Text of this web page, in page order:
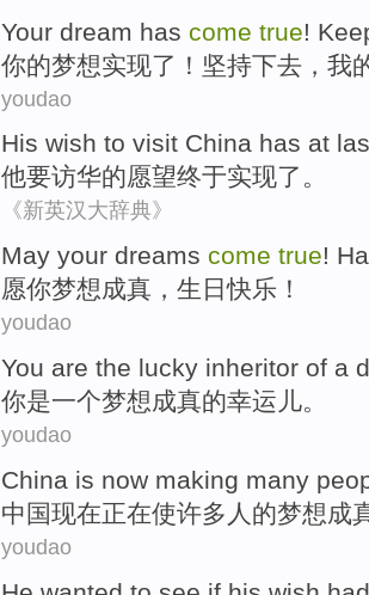
Your dream has come true!
你的梦想实现了！ 坚持下去， 我
youdao
His wish to visit China has at
他要访华的愿望终于实现了。
《新英汉大辞典》
May your dreams come true!
愿你梦想成真 ， 生日快乐 ！
youdao
You are the lucky inheritor of a
你是一个梦想成真的幸运儿。
youdao
China is now making many
中国现在正在使许多 人 的梦想成
youdao